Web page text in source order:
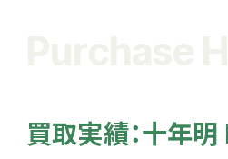
買取実績：十年明